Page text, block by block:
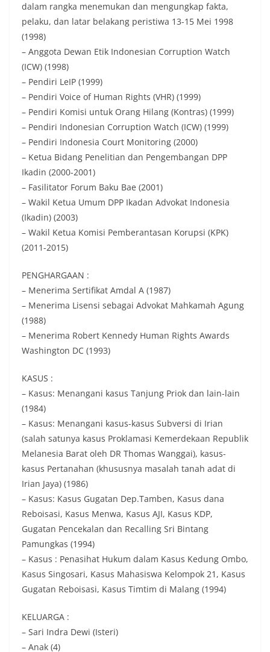
dalam rangka menemukan dan mengungkap fakta,
pelaku, dan latar belakang peristiwa 13-15 Mei 1998
(1998)
– Anggota Dewan Etik Indonesian Corruption Watch
(ICW) (1998)
– Pendiri LeIP (1999)
– Pendiri Voice of Human Rights (VHR) (1999)
– Pendiri Komisi untuk Orang Hilang (Kontras) (1999)
– Pendiri Indonesian Corruption Watch (ICW) (1999)
– Pendiri Indonesia Court Monitoring (2000)
– Ketua Bidang Penelitian dan Pengembangan DPP
Ikadin (2000-2001)
– Fasilitator Forum Baku Bae (2001)
– Wakil Ketua Umum DPP Ikadan Advokat Indonesia
(Ikadin) (2003)
– Wakil Ketua Komisi Pemberantasan Korupsi (KPK)
(2011-2015)
PENGHARGAAN :
– Menerima Sertifikat Amdal A (1987)
– Menerima Lisensi sebagai Advokat Mahkamah Agung
(1988)
– Menerima Robert Kennedy Human Rights Awards
Washington DC (1993)
KASUS :
– Kasus: Menangani kasus Tanjung Priok dan lain-lain
(1984)
– Kasus: Menangani kasus-kasus Subversi di Irian
(salah satunya kasus Proklamasi Kemerdekaan Republik
Melanesia Barat oleh DR Thomas Wanggai), kasus-
kasus Pertanahan (khususnya masalah tanah adat di
Irian Jaya) (1986)
– Kasus: Kasus Gugatan Dep.Tamben, Kasus dana
Reboisasi, Kasus Menwa, Kasus AJI, Kasus KDP,
Gugatan Pencekalan dan Recalling Sri Bintang
Pamungkas (1994)
– Kasus : Penasihat Hukum dalam Kasus Kedung Ombo,
Kasus Singosari, Kasus Mahasiswa Kelompok 21, Kasus
Gugatan Reboisasi, Kasus Timtim di Malang (1994)
KELUARGA :
– Sari Indra Dewi (Isteri)
– Anak (4)